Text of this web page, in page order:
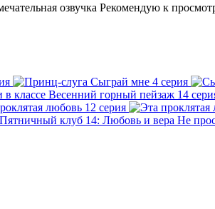
озвучка Рекомендую к
Сыграй мне 4 серия
Весенний горный пейзаж 14
любовь 12 серия
Не